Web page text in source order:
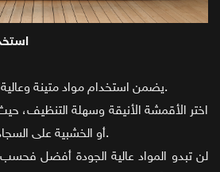
9-
يضمن استخدام مواد متينة وعالية الجودة طول العمر والراحة.
اختر الأقمشة الأنيقة وسهلة التنظيف،
أو الخشبية على السجاد لمتانتها وسهولة صيانتها.
لن تبدو المواد عالية الجودة أفضل